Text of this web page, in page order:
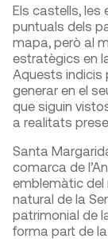
Els castells, les
puntuals dels
mapa, però al
estratègics en
Aquests indicis
generar en el
que siguin
a realitats
Santa
comarca de
emblemàtic del
natural de la
patrimonial de
forma part de